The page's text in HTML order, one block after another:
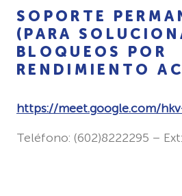
SOPORTE
(PARA
BLOQUEOS POR
RENDIMIENTO
https://meet.google.com/
Teléfono: (602)8222295 –